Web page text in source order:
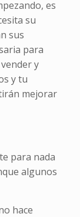
es
su
sus
para
y
y tu
mejorar
para nada
algunos
hace